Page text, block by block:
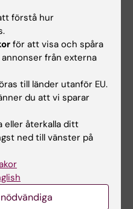
två miljoner
3 jul 2026
förstå hur
för att visa och spåra
från externa
till länder utanför EU.
du att vi sparar
eller återkalla ditt
ned till vänster på